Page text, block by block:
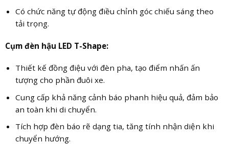
Có chức năng tự động điều chỉnh góc chiếu sáng theo
tải trọng.
Cụm đèn hậu LED T-Shape:
Thiết kế đồng điệu với đèn pha, tạo điểm nhấn ấn
tượng cho phần đuôi xe.
Cung cấp khả năng cảnh báo phanh hiệu quả, đảm bảo
an toàn khi di chuyển.
Tích hợp đèn báo rẽ dạng tia, tăng tính nhận diện khi
chuyển hướng.